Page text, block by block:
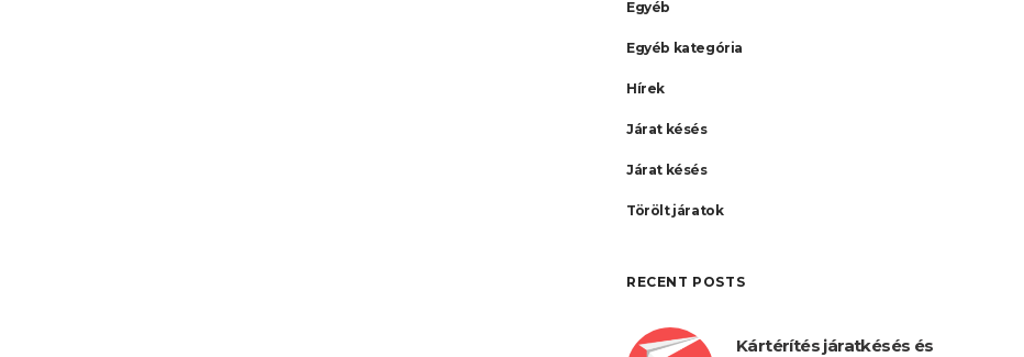
Egyéb
Egyéb kategória
Hírek
Járat késés
Járat késés
Törölt járatok
RECENT POSTS
Kártérítés járatkésés és